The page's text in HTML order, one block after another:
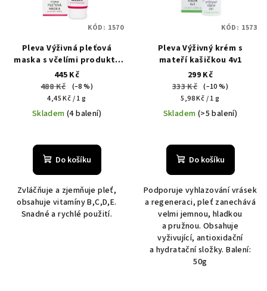
Pleva Výživná pleťová
maska s včelími produkty
100g
445 Kč
488 Kč
(–8 %)
Měrná
cena:
4,45 Kč / 1 g
Skladem(4 balení)
Do košíku
Zvláčňuje a zjemňuje pleť,
obsahuje vitamíny B,C,D,E.
Snadné a rychlé použití.
KÓD: 1570
Pleva Výživný krém s
mateří kašičkou 4v1
299 Kč
333 Kč (–10 %)
Měrná
cena:
5,98 Kč / 1 g
Skladem (>5 balení)
Do košíku
Podporuje vyhlazování vrásek
a regeneraci, pleť zanechává
velmi jemnou, hladkou
a pružnou. Obsahuje
vyživující, antioxidační
a hydratační složky. Balení:
50g
KÓD: 1573